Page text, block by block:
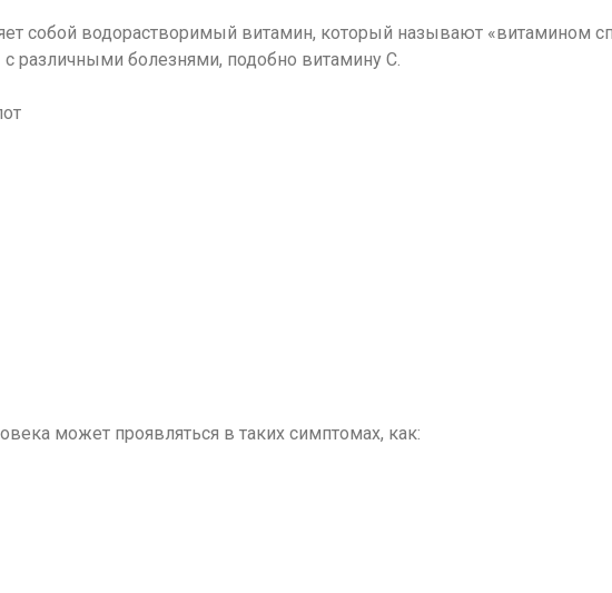
собой водорастворимый витамин, который называют «витамином
с различными болезнями, подобно витамину С.
может проявляться в таких симптомах, как: